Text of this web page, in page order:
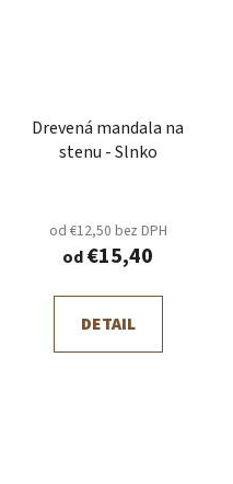
Drevená mandala na
stenu - Slnko
od €12,50 bez DPH
od€15,40
DETAIL